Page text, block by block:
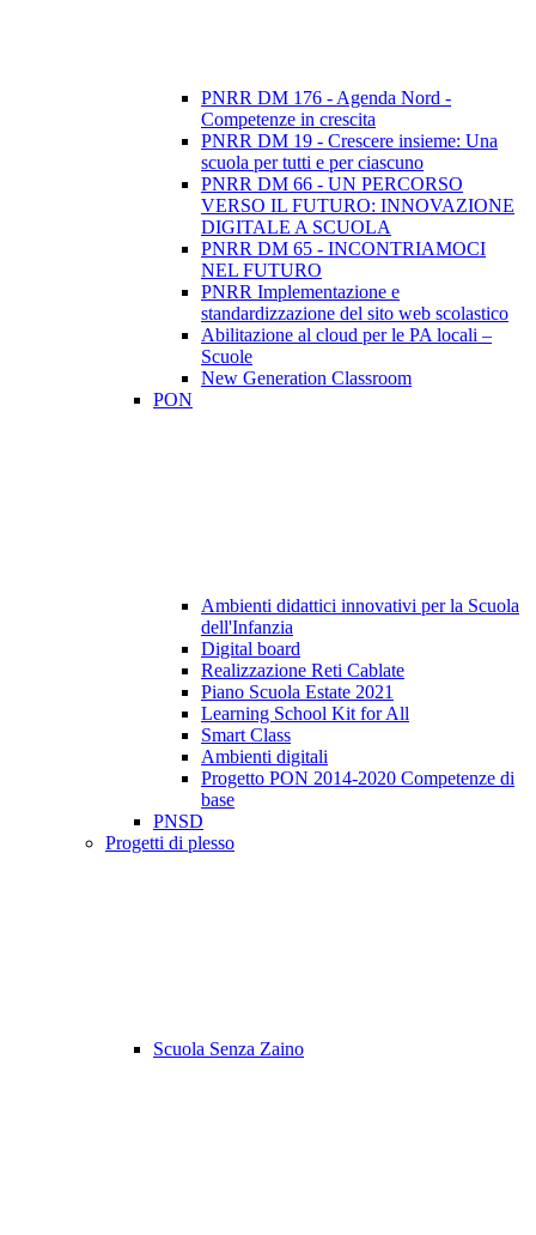
PNRR DM 176 - Agenda Nord -
Competenze in crescita
PNRR DM 19 - Crescere insieme: Una
scuola per tutti e per ciascuno
PNRR DM 66 - UN PERCORSO
VERSO IL FUTURO: INNOVAZIONE
DIGITALE A SCUOLA
PNRR DM 65 - INCONTRIAMOCI
NEL FUTURO
PNRR Implementazione e
standardizzazione del sito web scolastico
Abilitazione al cloud per le PA locali –
Scuole
New Generation Classroom
PON
Ambienti didattici innovativi per la Scuola
dell'Infanzia
Digital board
Realizzazione Reti Cablate
Piano Scuola Estate 2021
Learning School Kit for All
Smart Class
Ambienti digitali
Progetto PON 2014-2020 Competenze di
base
PNSD
Progetti di plesso
Scuola Senza Zaino